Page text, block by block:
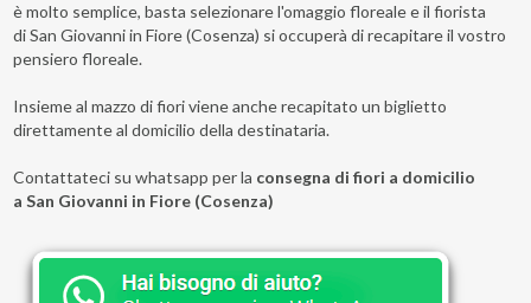
è molto semplice, basta selezionare l'omaggio floreale e il fiorista
di San Giovanni in Fiore (Cosenza) si occuperà di recapitare il vostro
pensiero floreale.
Insieme al mazzo di fiori viene anche recapitato un biglietto
direttamente al domicilio della destinataria.
Contattateci su whatsapp per la consegna di fiori a domicilio
a San Giovanni in Fiore (Cosenza)